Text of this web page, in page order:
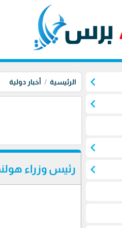
chevron_left
chevron_left
chevron_left
chevron_left
الرئيسية أخبار دولية
رئيس وزراء هولندا يغيب عن